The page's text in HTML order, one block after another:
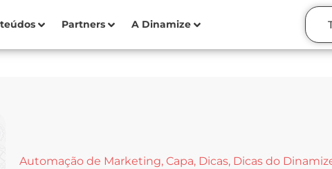
Partners A Dinamize
Automação de Marketing, Capa, Dicas, Dicas do